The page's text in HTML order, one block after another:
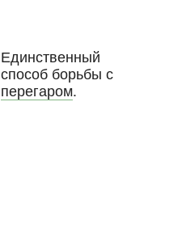
Единственный
способ борьбы с
перегаром.